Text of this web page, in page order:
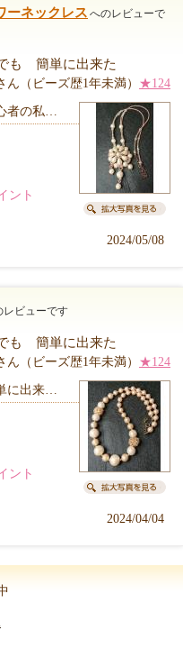
ーネックレス へのレビューで
も 簡単に出来た
ん（ビーズ歴1年未満） ★124
者の私…
ント
2024/05/08
レビューです
も 簡単に出来た
ん（ビーズ歴1年未満） ★124
に出来…
ント
2024/04/04